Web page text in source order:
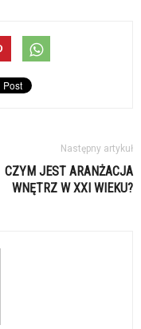
Następny artykuł
CZYM JEST ARANŻACJA
WNĘTRZ W XXI WIEKU?